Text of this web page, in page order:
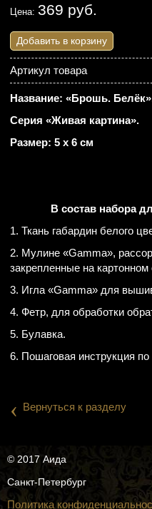
Цена:369 руб.
Добавить в корзину
Артикул товара
Название: «Брошь.
Серия «Живая картина».
Размер: 5 х 6 см
В состав набора
1. Ткань габардин белого
2. Мулине «Gamma»,
закрепленные на картонном
3. Игла «Gamma» для
4. Фетр, для обработки
5. Булавка.
6. Пошаговая инструкция
‹ Вернуться к разделу
© 2017 Аида
Санкт-Петербург
Политика